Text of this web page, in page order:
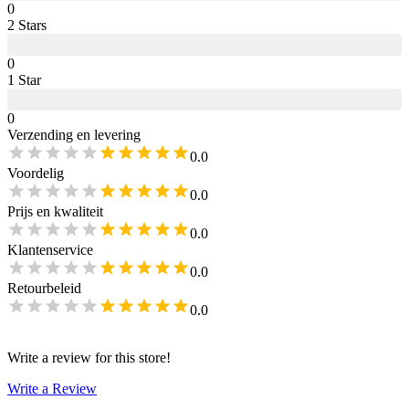
0
2 Stars
0
1 Star
0
Verzending en levering
0.0
Voordelig
0.0
Prijs en kwaliteit
0.0
Klantenservice
0.0
Retourbeleid
0.0
Write a review for this store!
Write a Review